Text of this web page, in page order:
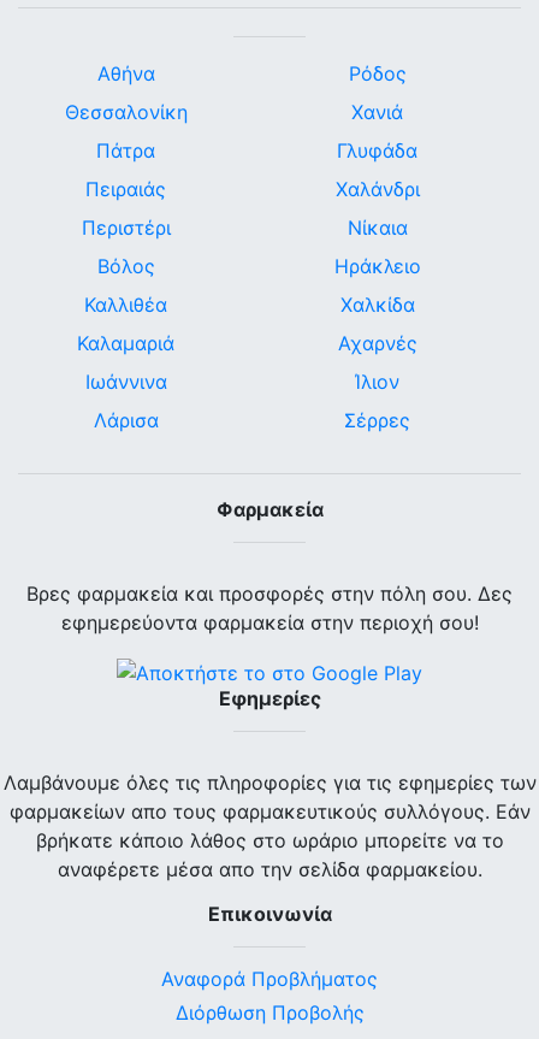
Αθήνα
Θεσσαλονίκη
Πάτρα
Πειραιάς
Περιστέρι
Βόλος
Καλλιθέα
Καλαμαριά
Ιωάννινα
Λάρισα
Ρόδος
Χανιά
Γλυφάδα
Χαλάνδρι
Νίκαια
Ηράκλειο
Χαλκίδα
Αχαρνές
Ίλιον
Σέρρες
Φαρμακεία
Βρες φαρμακεία και προσφορές στην πόλη σου. Δες
εφημερεύοντα φαρμακεία στην περιοχή σου!
Εφημερίες
Λαμβάνουμε όλες τις πληροφορίες για τις εφημερίες των
φαρμακείων απο τους φαρμακευτικούς συλλόγους. Εάν
βρήκατε κάποιο λάθος στο ωράριο μπορείτε να το
αναφέρετε μέσα απο την σελίδα φαρμακείου.
Επικοινωνία
Αναφορά Προβλήματος
Διόρθωση Προβολής